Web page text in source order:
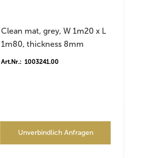
Clean mat, grey, W 1m20 x L
1m80, thickness 8mm
Art.Nr.: 1003241.00
Unverbindlich Anfragen